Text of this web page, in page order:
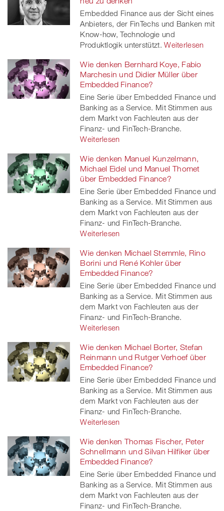
Embedded Finance aus der Sicht eines
Anbieters, der FinTechs und Banken mit
Know-how, Technologie und
Produktlogik unterstützt. Weiterlesen
Wie denken Bernhard Koye, Fabio
Marchesin und Didier Müller über
Embedded Finance?
Eine Serie über Embedded Finance und
Banking as a Service. Mit Stimmen aus
dem Markt von Fachleuten aus der
Finanz- und FinTech-Branche.
Weiterlesen
Wie denken Manuel Kunzelmann,
Michael Eidel und Manuel Thomet
über Embedded Finance?
Eine Serie über Embedded Finance und
Banking as a Service. Mit Stimmen aus
dem Markt von Fachleuten aus der
Finanz- und FinTech-Branche.
Weiterlesen
Wie denken Michael Stemmle, Rino
Borini und René Kohler über
Embedded Finance?
Eine Serie über Embedded Finance und
Banking as a Service. Mit Stimmen aus
dem Markt von Fachleuten aus der
Finanz- und FinTech-Branche.
Weiterlesen
Wie denken Michael Borter, Stefan
Reinmann und Rutger Verhoef über
Embedded Finance?
Eine Serie über Embedded Finance und
Banking as a Service. Mit Stimmen aus
dem Markt von Fachleuten aus der
Finanz- und FinTech-Branche.
Weiterlesen
Wie denken Thomas Fischer, Peter
Schnellmann und Silvan Hilfiker über
Embedded Finance?
Eine Serie über Embedded Finance und
Banking as a Service. Mit Stimmen aus
dem Markt von Fachleuten aus der
Finanz- und FinTech-Branche.